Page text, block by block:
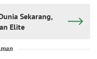
Sekarang,
Elite